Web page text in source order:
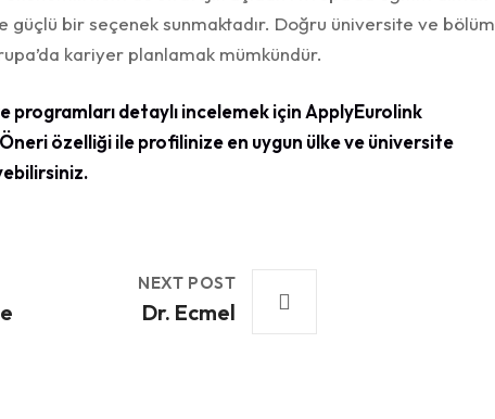
bir seçenek sunmaktadır. Doğru üniversite ve bölüm
kariyer planlamak mümkündür.
programları detaylı incelemek için ApplyEurolink
özelliği ile profilinize en uygun ülke ve üniversite
NEXT POST
Dr. Ecmel